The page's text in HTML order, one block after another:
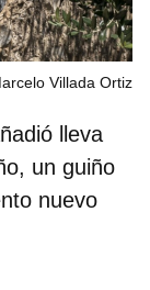
Villada Ortiz
lleva
, un guiño
nuevo